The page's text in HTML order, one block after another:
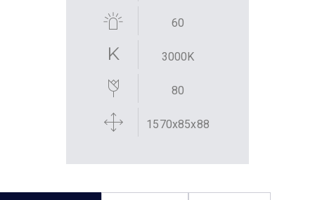
60
3000K
80
1570x85x88